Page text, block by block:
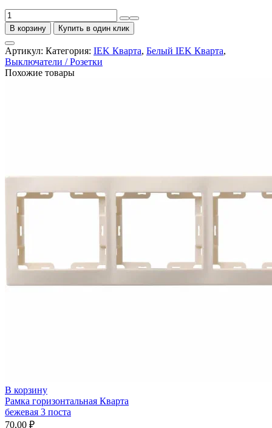
Количество
товара
Рамка
горизонтальная
Кварта
белая
2
В корзину Купить в один клик
Артикул: Категория: IEK Кварта, Белый IEK Кварта,
Выключатели / Розетки
Похожие товары
В корзину
Рамка горизонтальная Кварта
бежевая 3 поста
70,00 ₽